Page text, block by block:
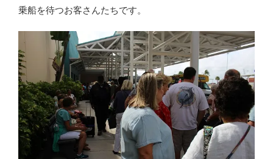
乗船を待つお客さんたちです。